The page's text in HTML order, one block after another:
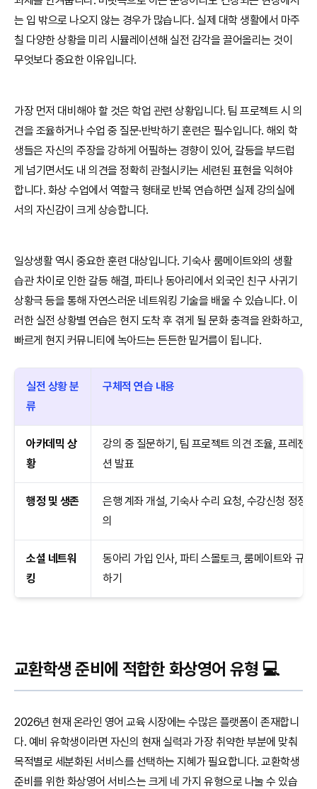
는 입 밖으로 나오지 않는 경우가 많습니다. 실제 대학 생활에서 마주
칠 다양한 상황을 미리 시뮬레이션해 실전 감각을 끌어올리는 것이
무엇보다 중요한 이유입니다.
가장 먼저 대비해야 할 것은 학업 관련 상황입니다. 팀 프로젝트 시 의
견을 조율하거나 수업 중 질문·반박하기 훈련은 필수입니다. 해외 학
생들은 자신의 주장을 강하게 어필하는 경향이 있어, 갈등을 부드럽
게 넘기면서도 내 의견을 정확히 관철시키는 세련된 표현을 익혀야
합니다. 화상 수업에서 역할극 형태로 반복 연습하면 실제 강의실에
서의 자신감이 크게 상승합니다.
일상생활 역시 중요한 훈련 대상입니다. 기숙사 룸메이트와의 생활
습관 차이로 인한 갈등 해결, 파티나 동아리에서 외국인 친구 사귀기
상황극 등을 통해 자연스러운 네트워킹 기술을 배울 수 있습니다. 이
러한 실전 상황별 연습은 현지 도착 후 겪게 될 문화 충격을 완화하고,
빠르게 현지 커뮤니티에 녹아드는 든든한 밑거름이 됩니다.
실전 상황 분
류
구체적 연습 내용
아카데믹 상
황
강의 중 질문하기, 팀 프로젝트 의견 조율, 프레젠
션 발표
행정 및 생존
은행 계좌 개설, 기숙사 수리 요청, 수강신청 정정
의
소셜 네트워
킹
동아리 가입 인사, 파티 스몰토크, 룸메이트와 규칙
하기
교환학생 준비에 적합한 화상영어 유형 💻
2026년 현재 온라인 영어 교육 시장에는 수많은 플랫폼이 존재합니
다. 예비 유학생이라면 자신의 현재 실력과 가장 취약한 부분에 맞춰
목적별로 세분화된 서비스를 선택하는 지혜가 필요합니다. 교환학생
준비를 위한 화상영어 서비스는 크게 네 가지 유형으로 나눌 수 있습